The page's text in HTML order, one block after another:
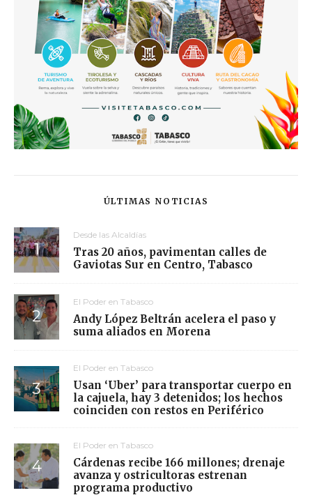
ÚLTIMAS NOTICIAS
Desde las Alcaldías
Tras 20 años, pavimentan calles de
Gaviotas Sur en Centro, Tabasco
El Poder en Tabasco
Andy López Beltrán acelera el paso y
suma aliados en Morena
El Poder en Tabasco
Usan ‘Uber’ para transportar cuerpo en
la cajuela, hay 3 detenidos; los hechos
coinciden con restos en Periférico
El Poder en Tabasco
Cárdenas recibe 166 millones; drenaje
avanza y ostricultoras estrenan
programa productivo